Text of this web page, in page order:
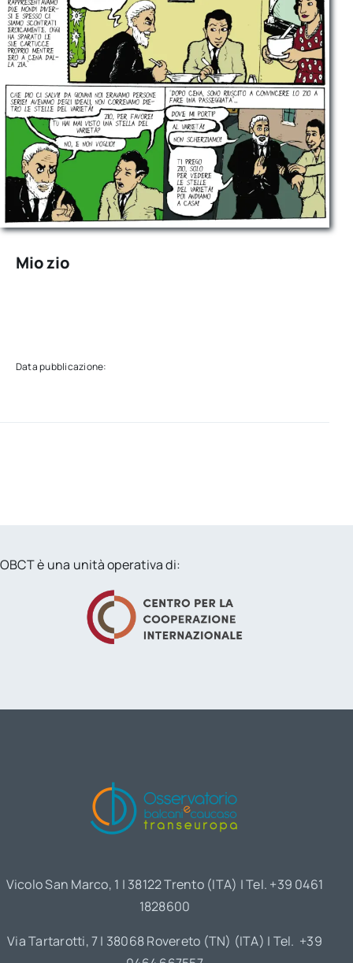
Mio zio
Data pubblicazione:
OBCT è una unità operativa di:
Vicolo San Marco, 1 | 38122 Trento (ITA) | Tel. +39 0461
1828600
Via Tartarotti, 7 | 38068 Rovereto (TN) (ITA) | Tel. +39